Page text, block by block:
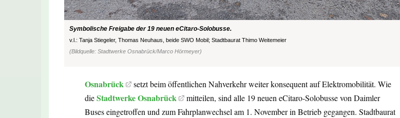
Symbolische Freigabe der 19 neuen eCitaro-Solobusse.
v.l.: Tanja Stiegeler, Thomas Neuhaus, beide SWO Mobil; Stadtbaurat Thimo Weitemeier
(Bildquelle: Stadtwerke Osnabrück/Marco Hörmeyer)
Osnabrück
setzt beim öffentlichen Nahverkehr weiter konsequent auf Elektromobilität. Wie
dieStadtwerke Osnabrück
mitteilen, sind alle 19 neuen eCitaro-Solobusse von Daimler
Buses eingetroffen und zum Fahrplanwechsel am 1. November in Betrieb gegangen. Stadtbaurat